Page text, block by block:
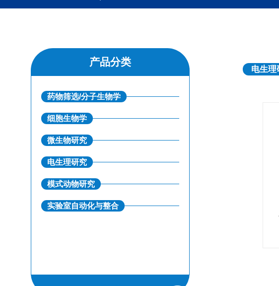
产品分类
药物筛选/分子生物学
细胞生物学
微生物研究
电生理研究
模式动物研究
实验室自动化与整合
电生理